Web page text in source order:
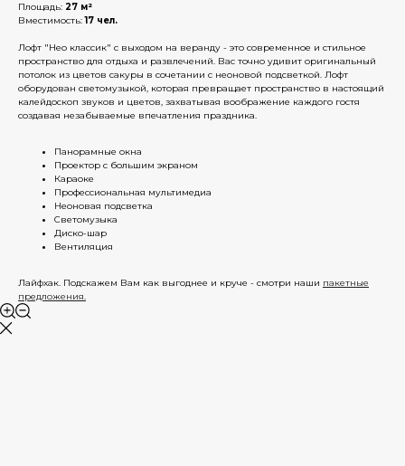
Площадь: 27 м²
Вместимость:17 чел.
Лофт "Нео классик" с выходом на веранду - это современное и стильное
пространство для отдыха и развлечений. Вас точно удивит оригинальный
потолок из цветов сакуры в сочетании с неоновой подсветкой. Лофт
оборудован светомузыкой, которая превращает пространство в настоящий
калейдоскоп звуков и цветов, захватывая воображение каждого гостя
создавая незабываемые впечатления праздника.
Панорамные окна
Проектор с большим экраном
Караоке
Профессиональная мультимедиа
Неоновая подсветка
Светомузыка
Диско-шар
Вентиляция
Лайфхак. Подскажем Вам как выгоднее и круче - смотри наши пакетные
предложения.